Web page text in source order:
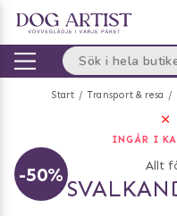
Start Transport & resa
INGÅR I
-50% Allt